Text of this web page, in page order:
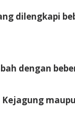
dilengkapi
dengan